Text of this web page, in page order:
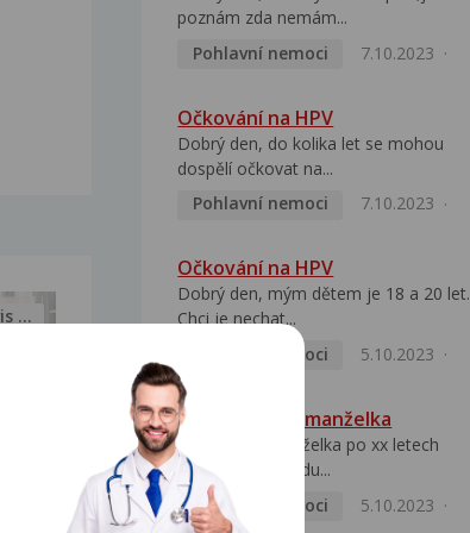
Myasthenia gravis – vše, co...
poznám zda nemám...
Pohlavní nemoci
7.10.2023
Očkování na HPV
Dobrý den, do kolika let se mohou
dospělí očkovat na...
Pohlavní nemoci
7.10.2023
Očkování na HPV
Dobrý den, mým dětem je 18 a 20 let.
Chci je nechat...
Pohlavní nemoci
5.10.2023
HPV pozitivní manželka
Dobrý den, manželka po xx letech
přivezla z Východu...
Pohlavní nemoci
5.10.2023